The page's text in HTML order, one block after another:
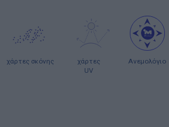
χάρτες σκόνης
χάρτες
UV
Ανεμολόγιο